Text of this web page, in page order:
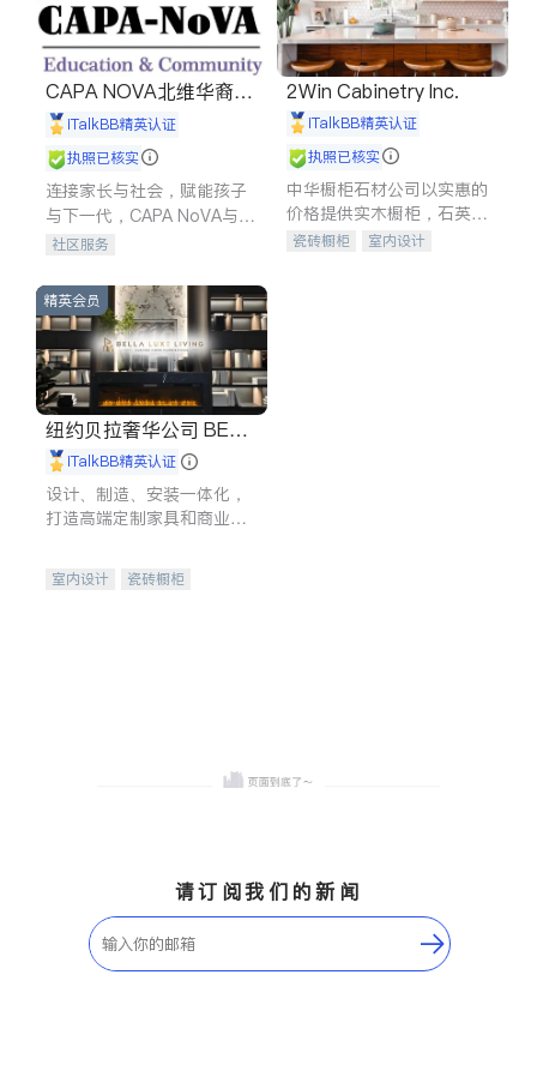
CAPA NOVA北维华裔家
长会iTalkBB精英认证
执照已核实
连接家长与社会，赋能孩子
与下一代，CAPA NoVA与您
携手建设包容、公平、充满
社区服务
2Win Cabinetry Inc.
iTalkBB精英认证
执照已核实
中华橱柜石材公司以实惠的
价格提供实木橱柜，石英石
台面，多种优质不锈钢水
瓷砖橱柜
室内设计
精英会员
纽约贝拉奢华公司 BELL
A LUXE
iTalkBB精英认证
设计、制造、安装一体化，
打造高端定制家具和商业空
室内设计
瓷砖橱柜
请订阅我们的新闻